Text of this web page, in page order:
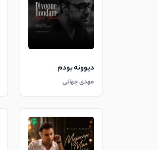
دیوونه بودم
مهدی جهانی